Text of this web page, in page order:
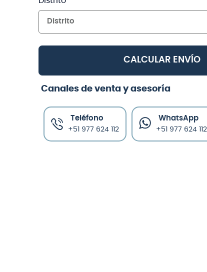
Distrito
CALCULAR ENVÍO
Canales de venta y asesoría
Teléfono
+51 977 624 112
WhatsApp
+51 977 624 112